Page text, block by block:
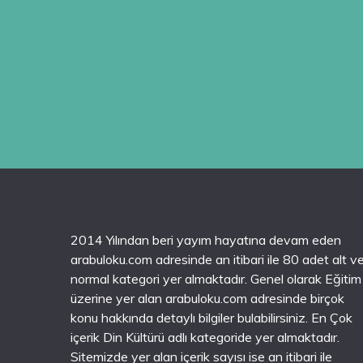
2014 Yılından beri yayım hayatına devam eden
arabuloku.com adresinde an itibari ile 80 adet alt
normal kategori yer almaktadır. Genel olarak Eğitim
üzerine yer alan arabuloku.com adresinde birçok
konu hakkında detaylı bilgiler bulabilirsiniz. En Çok
içerik Din Kültürü adlı kategoride yer almaktadır.
Sitemizde yer alan içerik sayısı ise an itibari ile